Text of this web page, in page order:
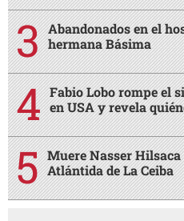
Abandonados en el
hermana Básima
Fabio Lobo rompe el
en USA y revela
Muere Nasser
Atlántida de La Ceiba